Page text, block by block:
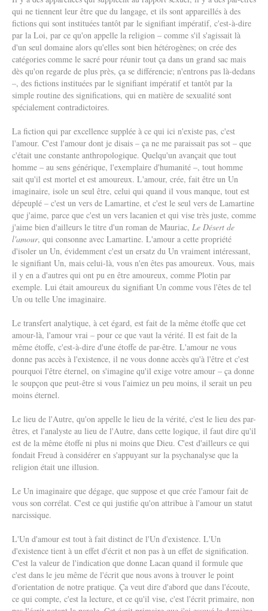
qui ne tiennent leur être que du langage, et ils sont appareillés à des
fictions qui sont instituées tantôt par le signifiant impératif, c'est-à-dire
par la Loi, par ce qu'on appelle la religion – comme s'il s'agissait là
d'un seul domaine alors qu'elles sont bien hétérogènes; on crée des
catégories comme le sacré pour réunir tout ça dans un grand sac mais
dès qu'on regarde de plus près, ça se différencie; n'entrons pas là-dedans
–, des fictions instituées par le signifiant impératif et tantôt par la
simple routine des significations, qui en matière de sexualité sont
spécialement contradictoires.
La fiction qui par excellence supplée à ce qui ici n'existe pas, c'est
l'amour. C'est l'amour dont je disais – ça ne me paraissait pas sot – que
c'était une constante anthropologique. Quelqu'un avançait que tout
homme – au sens générique, l'exemplaire d'humanité –, tout homme
sait qu'il est mortel et est amoureux. L'amour, crée, fait être un Un
imaginaire, isole un seul être, celui qui quand il vous manque, tout est
dépeuplé – c'est un vers de Lamartine, et c'est le seul vers de Lamartine
que j'aime, parce que c'est un vers lacanien et qui vise très juste, comme
j'aime bien d'ailleurs le titre d'un roman de Mauriac, Le Désert de
l'amour, qui consonne avec Lamartine. L'amour a cette propriété
d'isoler un Un, évidemment c'est un ersatz du Un vraiment intéressant,
le signifiant Un, mais celui-là, vous n'en êtes pas amoureux. Vous, mais
il y en a d'autres qui ont pu en être amoureux, comme Plotin par
exemple. Lui était amoureux du signifiant Un comme vous l'êtes de tel
Un ou telle Une imaginaire.
Le transfert analytique, à cet égard, est fait de la même étoffe que cet
amour-là, l'amour vrai – pour ce que vaut la vérité. Il est fait de la
même étoffe, c'est-à-dire d'une étoffe de par-être. L'amour ne vous
donne pas accès à l'existence, il ne vous donne accès qu'à l'être et c'est
pourquoi l'être éternel, on s'imagine qu'il exige votre amour – ça donne
le soupçon que peut-être si vous l'aimiez un peu moins, il serait un peu
moins éternel.
Le lieu de l'Autre, qu'on appelle le lieu de la vérité, c'est le lieu des par-
êtres, et l'analyste au lieu de l'Autre, dans cette logique, il faut dire qu'il
est de la même étoffe ni plus ni moins que Dieu. C'est d'ailleurs ce qui
fondait Freud à considérer en s'appuyant sur la psychanalyse que la
religion était une illusion.
Le Un imaginaire que dégage, que suppose et que crée l'amour fait de
vous son corrélat. C'est ce qui justifie qu'on attribue à l'amour un statut
narcissique.
L'Un d'amour est tout à fait distinct de l'Un d'existence. L'Un
d'existence tient à un effet d'écrit et non pas à un effet de signification.
C'est la valeur de l'indication que donne Lacan quand il formule que
c'est dans le jeu même de l'écrit que nous avons à trouver le point
d'orientation de notre pratique. Ça veut dire d'abord que dans l'écoute,
ce qui compte, c'est la lecture, et ce qu'il vise, c'est l'écrit primaire, non